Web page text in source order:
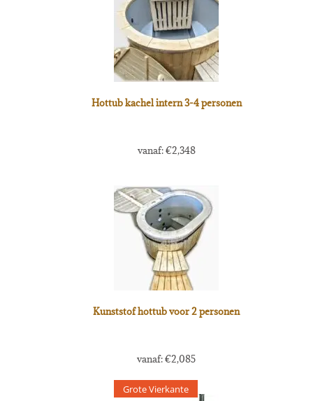
Hottub kachel intern 3-4 personen
vanaf:€2,348
Kunststof hottub voor 2 personen
vanaf:€2,085
Grote Vierkante